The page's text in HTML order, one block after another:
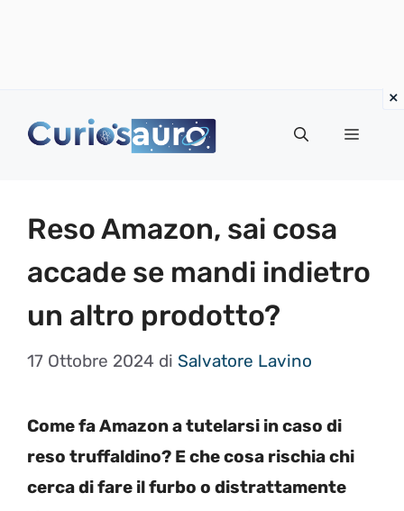
Menu
Reso Amazon, sai cosa
accade se mandi indietro
un altro prodotto?
17 Ottobre 2024 di Salvatore Lavino
Come fa Amazon a tutelarsi in caso di
reso truffaldino? E che cosa rischia chi
cerca di fare il furbo o distrattamente